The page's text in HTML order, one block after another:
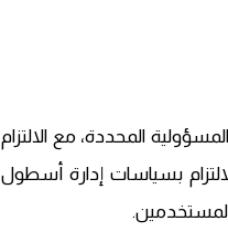
المحددة، مع الالتزام
بسياسات إدارة أسطول